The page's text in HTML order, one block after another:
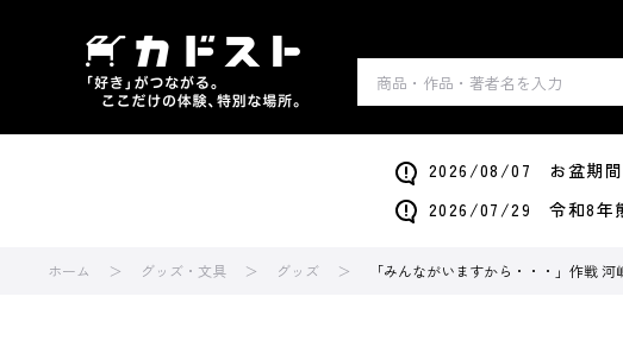
2026/08/07 お盆期間
2026/07/29 令和8年
ホーム グッズ・文具 グッズ 「みんながいますから・・・」作戦